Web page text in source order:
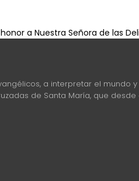
a Nuestra Señora de las
a interpretar el mundo y
de Santa María, que desde